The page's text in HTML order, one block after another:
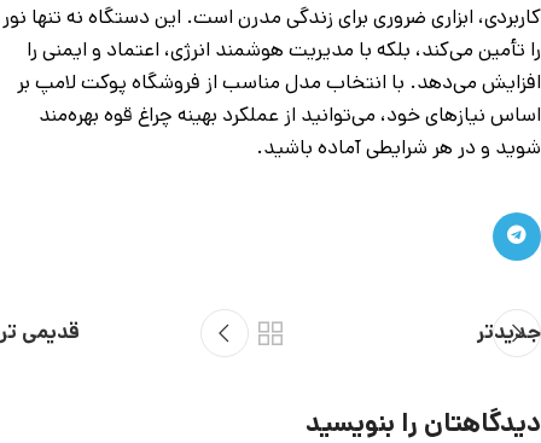
کاربردی، ابزاری ضروری برای زندگی مدرن است. این دستگاه نه تنها نور
را تأمین می‌کند، بلکه با مدیریت هوشمند انرژی، اعتماد و ایمنی را
افزایش می‌دهد. با انتخاب مدل مناسب از فروشگاه پوکت لامپ بر
اساس نیازهای خود، می‌توانید از عملکرد بهینه چراغ قوه بهره‌مند
شوید و در هر شرایطی آماده باشید.
جدیدتر قدیمی تر
دیدگاهتان را بنویسید